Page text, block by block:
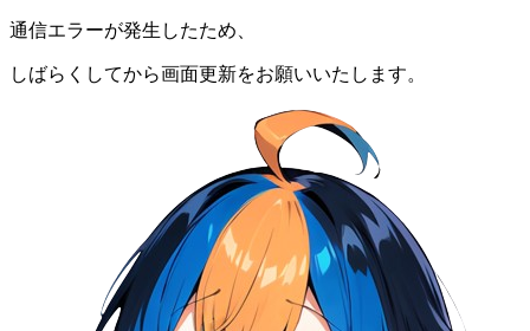
通信エラーが発生したため、
しばらくしてから画面更新をお願いいたします。